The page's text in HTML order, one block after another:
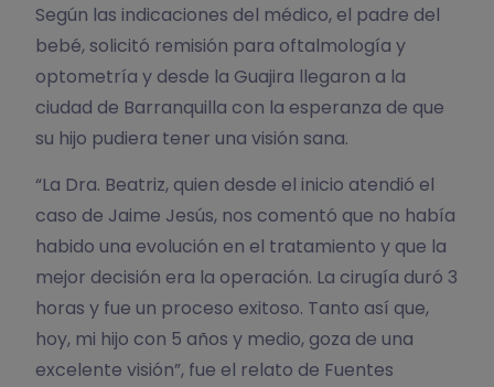
Según las indicaciones del médico, el padre del
bebé, solicitó remisión para oftalmología y
optometría y desde la Guajira llegaron a la
ciudad de Barranquilla con la esperanza de que
su hijo pudiera tener una visión sana.
“La Dra. Beatriz, quien desde el inicio atendió el
caso de Jaime Jesús, nos comentó que no había
habido una evolución en el tratamiento y que la
mejor decisión era la operación. La cirugía duró 3
horas y fue un proceso exitoso. Tanto así que,
hoy, mi hijo con 5 años y medio, goza de una
excelente visión”, fue el relato de Fuentes